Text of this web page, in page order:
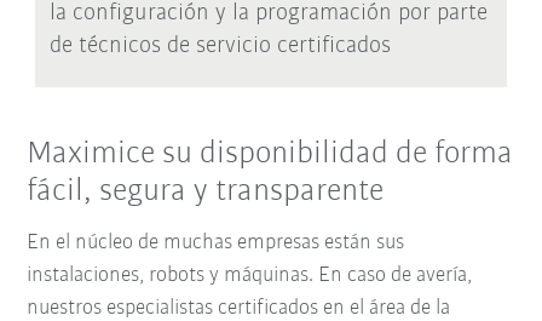
la configuración y la programación por parte
de técnicos de servicio certificados
Maximice su disponibilidad de forma
fácil, segura y transparente
En el núcleo de muchas empresas están sus
instalaciones, robots y máquinas. En caso de avería,
nuestros especialistas certificados en el área de la